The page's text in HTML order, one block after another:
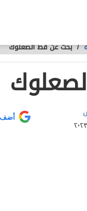
/بحث عن قط الصعلوك